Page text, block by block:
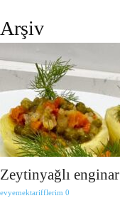
Arşiv
Zeytinyağlı enginar
evyemektarifflerim 0